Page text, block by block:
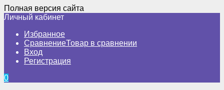
Полная версия сайта
Личный кабинет
Избранное
СравнениеТовар в сравнении
Вход
Регистрация
0